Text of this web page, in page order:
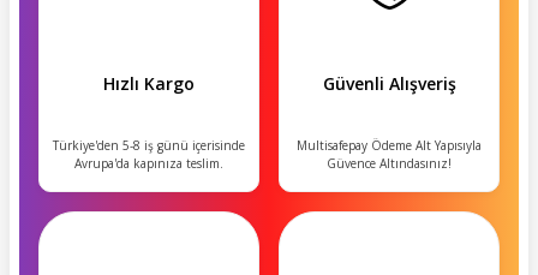
Hızlı Kargo
Türkiye'den 5-8 iş günü içerisinde
Avrupa'da kapınıza teslim.
Güvenli Alışveriş
Multisafepay Ödeme Alt Yapısıyla
Güvence Altındasınız!